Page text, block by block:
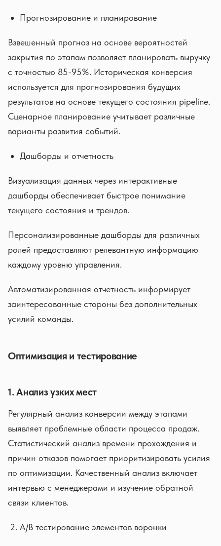
Прогнозирование и планирование
Взвешенный прогноз на основе вероятностей
закрытия по этапам позволяет планировать выручку
с точностью 85-95%. Историческая конверсия
используется для прогнозирования будущих
результатов на основе текущего состояния pipeline.
Сценарное планирование учитывает различные
варианты развития событий.
Дашборды и отчетность
Визуализация данных через интерактивные
дашборды обеспечивает быстрое понимание
текущего состояния и трендов.
Персонализированные дашборды для различных
ролей предоставляют релевантную информацию
каждому уровню управления.
Автоматизированная отчетность информирует
заинтересованные стороны без дополнительных
усилий команды.
Оптимизация и тестирование
1. Анализ узких мест
Регулярный анализ конверсии между этапами
выявляет проблемные области процесса продаж.
Статистический анализ времени прохождения и
причин отказов помогает приоритизировать усилия
по оптимизации. Качественный анализ включает
интервью с менеджерами и изучение обратной
связи клиентов.
A/B тестирование элементов воронки